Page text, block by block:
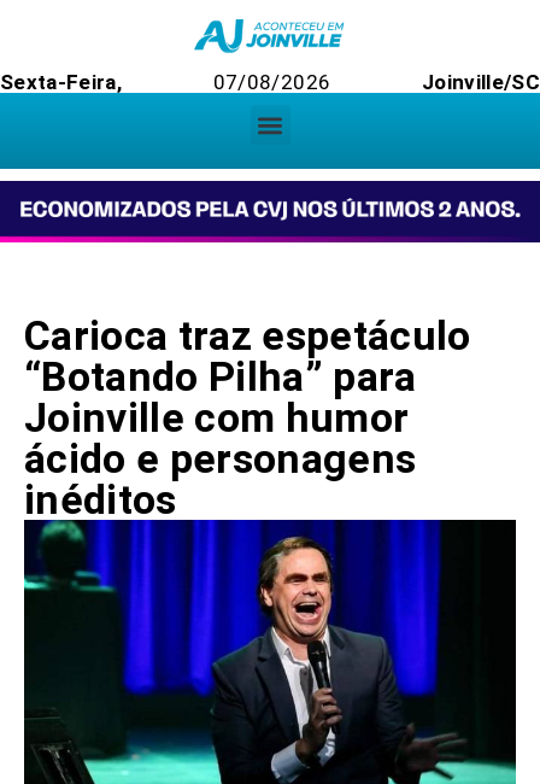
Sexta-Feira, 07/08/2026 Joinville/SC
Carioca traz espetáculo
“Botando Pilha” para
Joinville com humor
ácido e personagens
inéditos